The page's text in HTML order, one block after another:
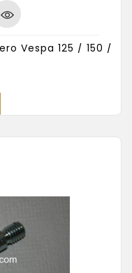
Vespa 125 / 150 /